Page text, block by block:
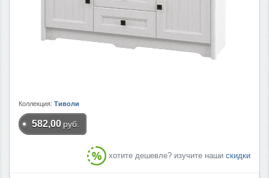
Коллекция: Тиволи
582,00 руб.
хотите дешевле? изучите наши скидки